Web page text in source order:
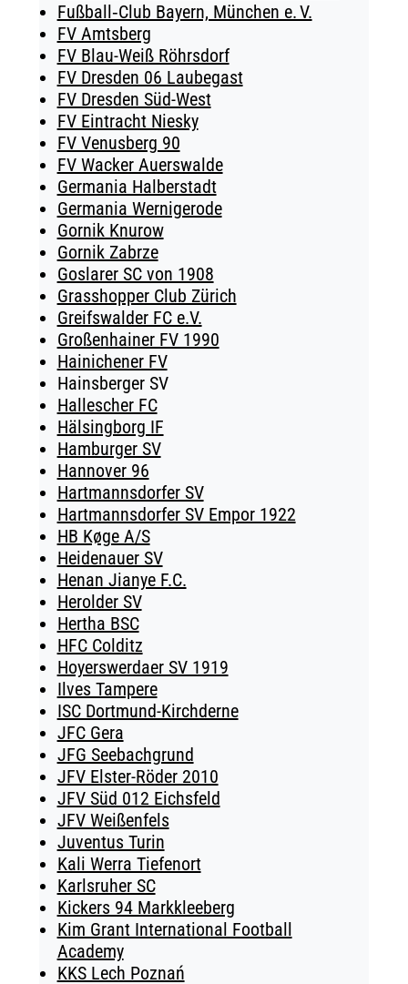
Fußball‑Club Bayern, München e. V.
FV Amtsberg
FV Blau-Weiß Röhrsdorf
FV Dresden 06 Laubegast
FV Dresden Süd-West
FV Eintracht Niesky
FV Venusberg 90
FV Wacker Auerswalde
Germania Halberstadt
Germania Wernigerode
Gornik Knurow
Gornik Zabrze
Goslarer SC von 1908
Grasshopper Club Zürich
Greifswalder FC e.V.
Großenhainer FV 1990
Hainichener FV
Hainsberger SV
Hallescher FC
Hälsingborg IF
Hamburger SV
Hannover 96
Hartmannsdorfer SV
Hartmannsdorfer SV Empor 1922
HB Køge A/S
Heidenauer SV
Henan Jianye F.C.
Herolder SV
Hertha BSC
HFC Colditz
Hoyerswerdaer SV 1919
Ilves Tampere
ISC Dortmund-Kirchderne
JFC Gera
JFG Seebachgrund
JFV Elster-Röder 2010
JFV Süd 012 Eichsfeld
JFV Weißenfels
Juventus Turin
Kali Werra Tiefenort
Karlsruher SC
Kickers 94 Markkleeberg
Kim Grant International Football
Academy
KKS Lech Poznań